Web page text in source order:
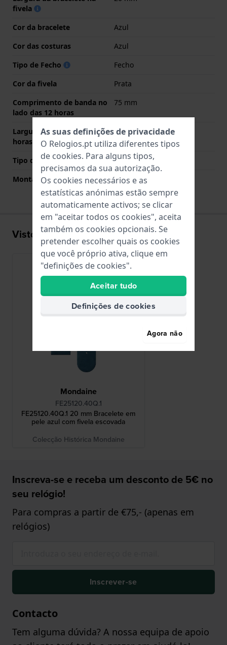
fivela
Cor da bracelete
Azul
Cor das costuras
Azul
Tipo de Fecho
Fecho
Cor da fivela
Prata
Comprimento de banda no
lado das 12 horas
75 mm
Largura de banda lado 6
horas (mm)
120 mm
Tipo de montagem
Pinos de pressão
Montagem Reta
Sim
Visto recentemente
Mondaine
FE25120.40Q.1
FE25120.40Q.1 20 mm Bracelete em
pele azul com fivela escovada
Colecção Histórica Mondaine
Inscreva-se e receba um desconto de 5€ no
seu relógio!
Para compras a partir de €75,- (apenas em
relógios)
Inscrever-se
Contacto
Tem alguma dúvida? A nossa equipa de apoio
As suas definições de privacidade
O Relogios.pt utiliza diferentes tipos
de cookies. Para alguns tipos,
precisamos da sua autorização.
Os cookies necessários e as
estatísticas anónimas estão sempre
automaticamente activos; se clicar
em "aceitar todos os cookies", aceita
também os cookies opcionais. Se
pretender escolher quais os cookies
que você próprio ativa, clique em
"definições de cookies".
Aceitar tudo
Definições de cookies
Agora não